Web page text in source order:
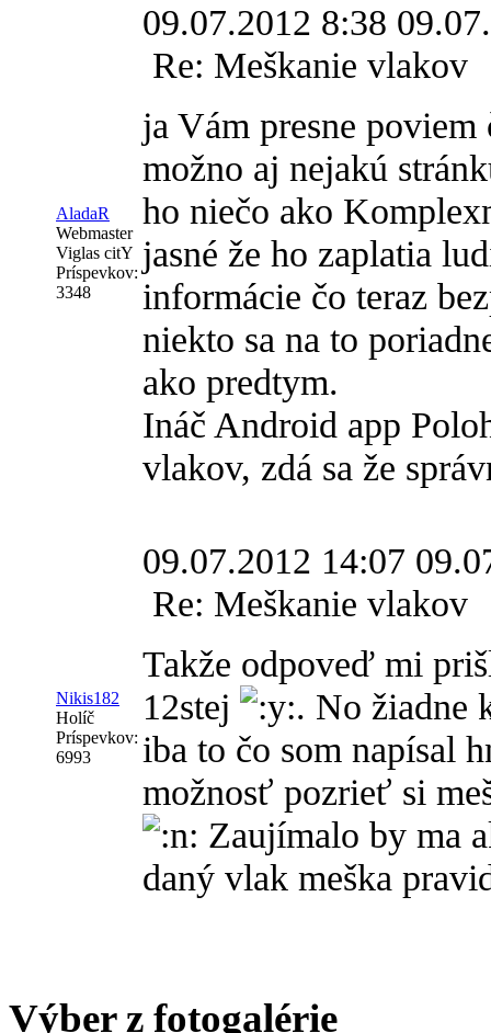
AladaR
Webmaster
Viglas citY
Príspevkov:
3348
09.07.2012 8:38
Re: Meškanie vlakov
ja Vám presne
možno aj nejakú
ho niečo ako
jasné že ho zaplatia
informácie čo teraz
niekto sa na to
ako predtym.
Ináč Android app
vlakov, zdá sa že
Nikis182
Holíč
Príspevkov:
6993
09.07.2012 14:07
Re: Meškanie vlakov
Takže odpoveď mi
12stej
. No žiadne
iba to čo som napísal
možnosť pozrieť si
Zaujímalo by ma
daný vlak meška
Výber z fotogalérie